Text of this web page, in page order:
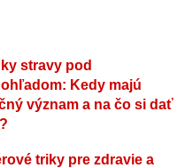
stravy pod
Kedy majú
význam a na čo si dať
triky pre zdravie a